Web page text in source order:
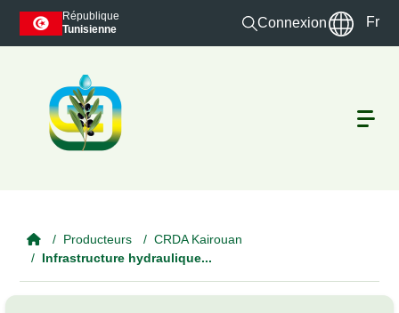
Skip to main content
République
Tunisienne
Connexion Fr
Producteurs
CRDA Kairouan
Infrastructure hydraulique...